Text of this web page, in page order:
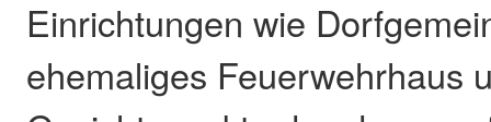
Einrichtungen wie
ehemaliges Feuerwehrhaus